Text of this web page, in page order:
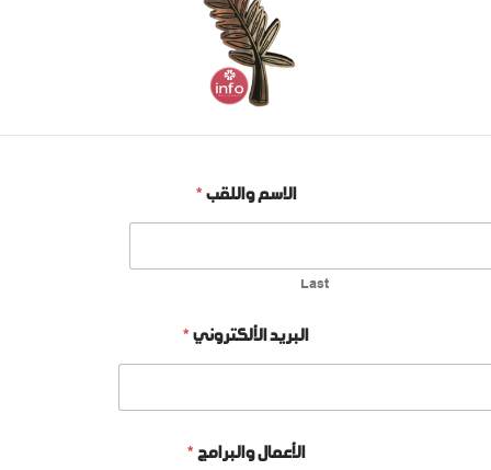
الاسم واللقب *
Last
البريد الألكتروني *
الأعمال والبرامج *